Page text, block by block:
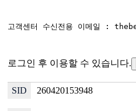
고객센터 수신전용 이메일 :
로그인 후 이용할 수 있습니다.
260420153948